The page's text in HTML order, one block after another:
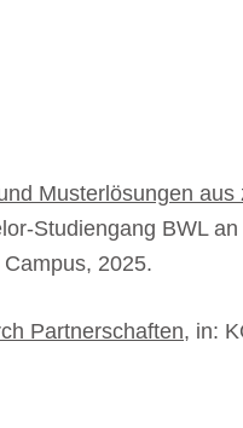
Musterlösungen
Studiengang BWL
2025.
Partnerschaften, in: